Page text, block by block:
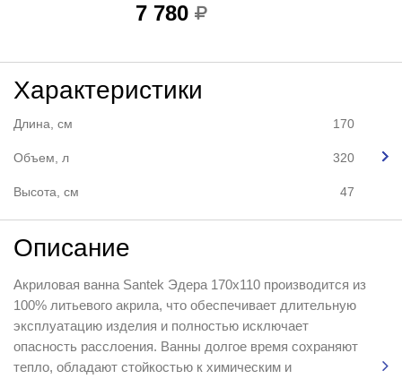
7 780
Характеристики
Длина, см 170
Объем, л 320
Высота, см 47
Описание
Акриловая ванна Santek Эдера 170x110 производится из
100% литьевого акрила, что обеспечивает длительную
эксплуатацию изделия и полностью исключает
опасность расслоения. Ванны долгое время сохраняют
тепло, обладают стойкостью к химическим и